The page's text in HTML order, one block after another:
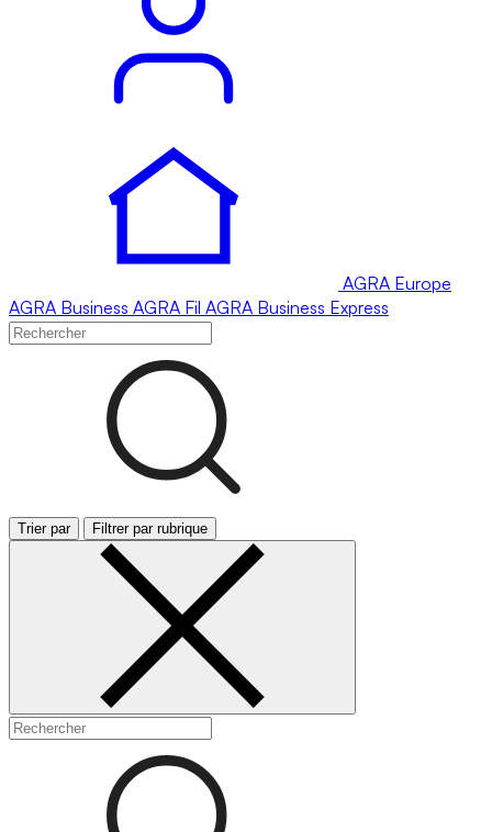
AGRA Europe
AGRA Business AGRA Fil AGRA Business Express
Trier par Filtrer par rubrique